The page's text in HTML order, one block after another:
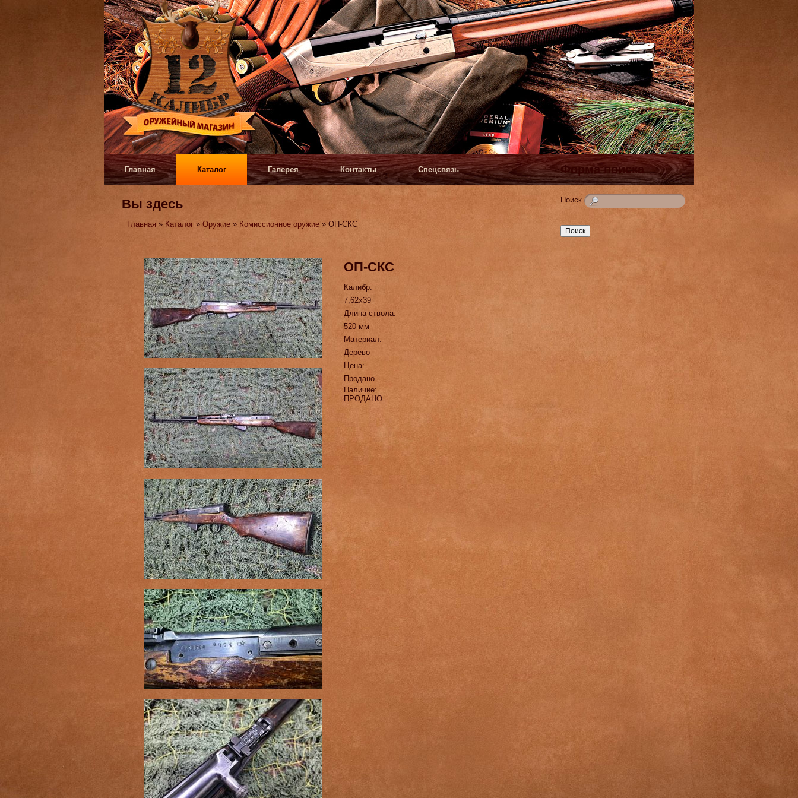
Форма поиска
Поиск
Главная Каталог Галерея Контакты Спецсвязь
Вы здесь
Главная » Каталог »Оружие » Комиссионное оружие » ОП-СКС
ОП-СКС
Калибр:
7,62х39
Длина ствола:
520 мм
Материал:
Дерево
Цена:
Продано
Наличие:
ПРОДАНО
.